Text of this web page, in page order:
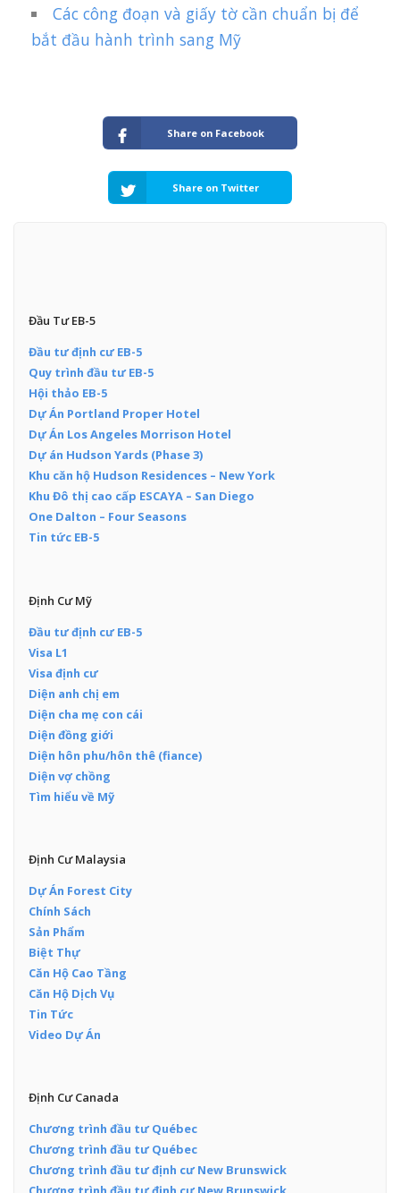
Các công đoạn và giấy tờ cần chuẩn bị để
bắt đầu hành trình sang Mỹ
Share on Facebook
Share on Twitter
Đầu Tư EB-5
Đầu tư định cư EB-5
Quy trình đầu tư EB-5
Hội thảo EB-5
Dự Án Portland Proper Hotel
Dự Án Los Angeles Morrison Hotel
Dự án Hudson Yards (Phase 3)
Khu căn hộ Hudson Residences – New York
Khu Đô thị cao cấp ESCAYA – San Diego
One Dalton – Four Seasons
Tin tức EB-5
Định Cư Mỹ
Đầu tư định cư EB-5
Visa L1
Visa định cư
Diện anh chị em
Diện cha mẹ con cái
Diện đồng giới
Diện hôn phu/hôn thê (fiance)
Diện vợ chồng
Tìm hiểu về Mỹ
Định Cư Malaysia
Dự Án Forest City
Chính Sách
Sản Phẩm
Biệt Thự
Căn Hộ Cao Tầng
Căn Hộ Dịch Vụ
Tin Tức
Video Dự Án
Định Cư Canada
Chương trình đầu tư Québec
Chương trình đầu tư Québec
Chương trình đầu tư định cư New Brunswick